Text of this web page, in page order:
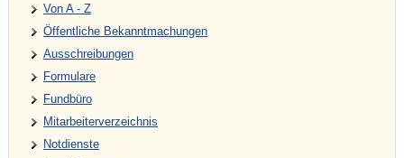
Von A - Z
Öffentliche Bekanntmachungen
Ausschreibungen
Formulare
Fundbüro
Mitarbeiterverzeichnis
Notdienste